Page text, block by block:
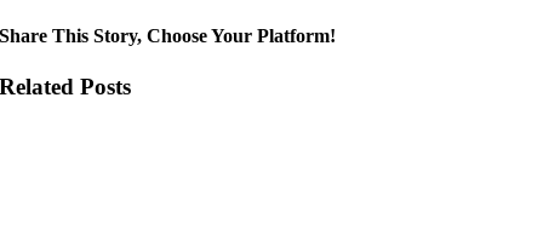
Share This Story, Choose Your Platform!
Related Posts